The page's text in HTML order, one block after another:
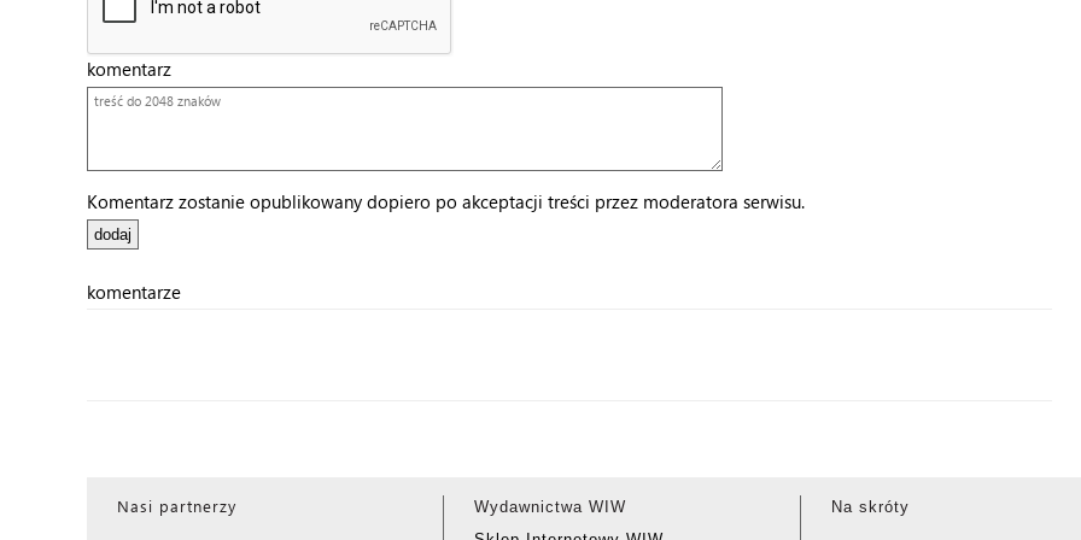
komentarz
Komentarz zostanie opublikowany dopiero po akceptacji treści przez moderatora serwisu.
komentarze
Nasi partnerzy
Wydawnictwa WIW
Na skróty